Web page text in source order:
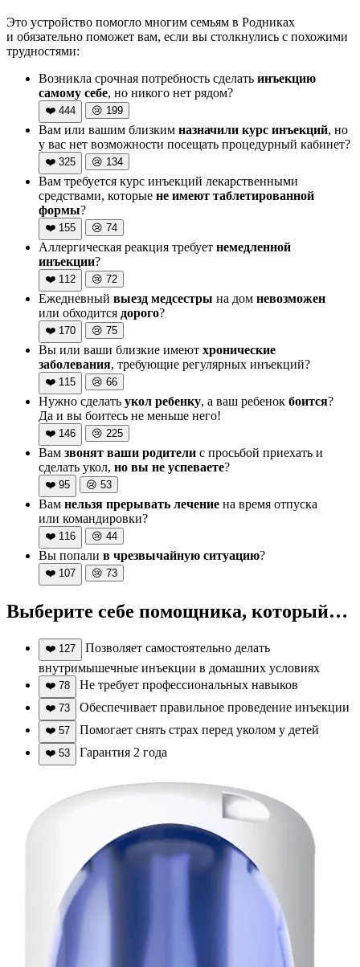
Это устройство помогло многим семьям в Родниках
и обязательно поможет вам, если вы столкнулись с похожими
трудностями:
Возникла срочная потребность сделать инъекцию
самому себе, но никого нет рядом?
❤️ 444 😢 199
Вам или вашим близким назначили курс инъекций, но
у вас нет возможности посещать процедурный кабинет?
❤️ 325 😢 134
Вам требуется курс инъекций лекарственными
средствами, которые не имеют таблетированной
формы?
❤️ 155 😢 74
Аллергическая реакция требует немедленной
инъекции?
❤️ 112 😢 72
Ежедневный выезд медсестры на дом невозможен
или обходится дорого?
❤️ 170 😢 75
Вы или ваши близкие имеют хронические
заболевания, требующие регулярных инъекций?
❤️ 115 😢 66
Нужно сделать укол ребенку, а ваш ребенок боится?
Да и вы боитесь не меньше него!
❤️ 146 😢 225
Вам звонят ваши родители с просьбой приехать и
сделать укол, но вы не успеваете?
❤️ 95 😢 53
Вам нельзя прерывать лечение на время отпуска
или командировки?
❤️ 116 😢 44
Вы попали в чрезвычайную ситуацию?
❤️ 107 😢 73
Выберите себе помощника, который…
❤️ 127
Позволяет самостоятельно делать
внутримышечные инъекции в домашних условиях
❤️ 78 Не требует профессиональных навыков
❤️ 73 Обеспечивает правильное проведение инъекции
❤️ 57 Помогает снять страх перед уколом у детей
❤️ 53 Гарантия 2 года